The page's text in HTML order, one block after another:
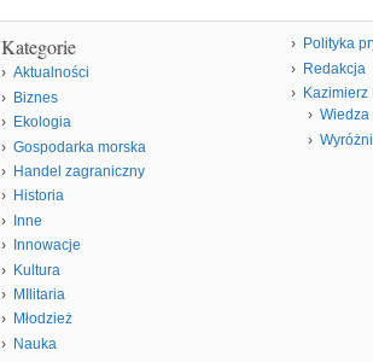
Kategorie
Aktualności
Biznes
Ekologia
Gospodarka morska
Handel zagraniczny
Historia
Inne
Innowacje
Kultura
MIlitaria
Młodzież
Nauka
Polityka
Redakcja
Kazimierz
Wiedza